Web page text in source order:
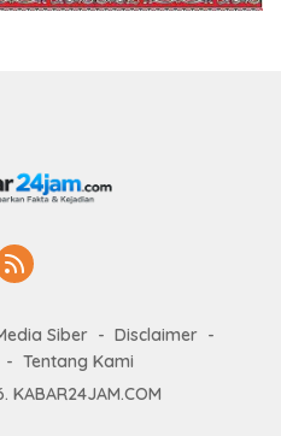
Siber
Disclaimer
Tentang Kami